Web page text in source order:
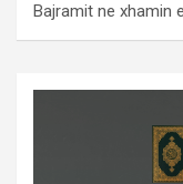
Bajramit ne xhamin